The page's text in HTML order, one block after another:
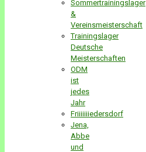
Sommertrainingslager
&
Vereinsmeisterschaft
Trainingslager
Deutsche
Meisterschaften
ODM
ist
jedes
Jahr
Friiiiiiiedersdorf
Jena,
Abbe
und